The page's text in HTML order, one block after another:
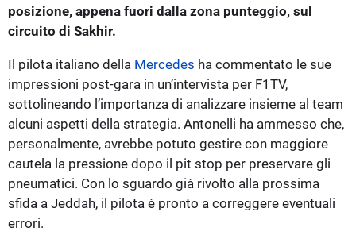
posizione, appena fuori dalla zona punteggio, sul
circuito di Sakhir.
Il pilota italiano della Mercedes ha commentato le sue
impressioni post-gara in un’intervista per F1TV,
sottolineando l’importanza di analizzare insieme al team
alcuni aspetti della strategia. Antonelli ha ammesso che,
personalmente, avrebbe potuto gestire con maggiore
cautela la pressione dopo il pit stop per preservare gli
pneumatici. Con lo sguardo già rivolto alla prossima
sfida a Jeddah, il pilota è pronto a correggere eventuali
errori.